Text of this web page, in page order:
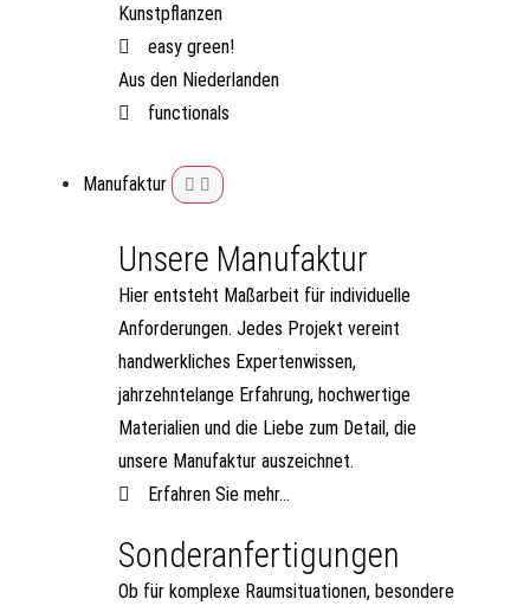
Kunstpflanzen
easy green!
Aus den Niederlanden
functionals
Manufaktur
Unsere Manufaktur
Hier entsteht Maßarbeit für individuelle
Anforderungen. Jedes Projekt vereint
handwerkliches Expertenwissen,
jahrzehntelange Erfahrung, hochwertige
Materialien und die Liebe zum Detail, die
unsere Manufaktur auszeichnet.
Erfahren Sie mehr...
Sonderanfertigungen
Ob für komplexe Raumsituationen, besondere